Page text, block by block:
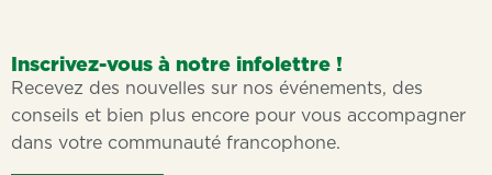
Inscrivez-vous à notre infolettre !
Recevez des nouvelles sur nos événements, des
conseils et bien plus encore pour vous accompagner
dans votre communauté francophone.